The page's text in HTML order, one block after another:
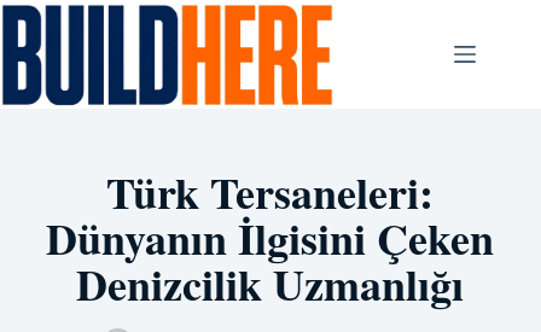
Skip
content
Türk Tersaneleri:
Dünyanın İlgisini Çeken
Denizcilik Uzmanlığı